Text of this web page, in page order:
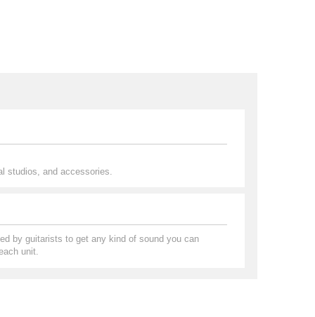
studios, and accessories.
by guitarists to get any kind of sound you can
unit.